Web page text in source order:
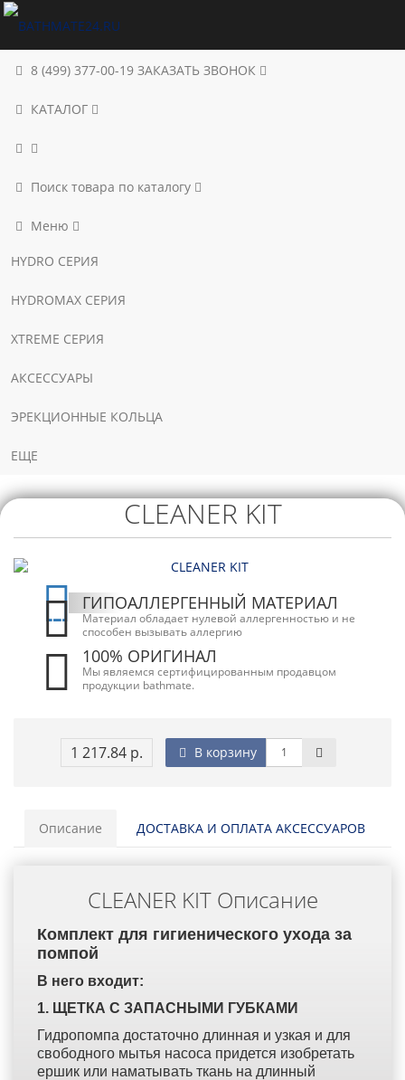
8 (499) 377-00-19 ЗАКАЗАТЬ ЗВОНОК
КАТАЛОГ
Поиск товара по каталогу
Меню
HYDRO СЕРИЯ
HYDROMAX СЕРИЯ
XTREME СЕРИЯ
АКСЕССУАРЫ
ЭРЕКЦИОННЫЕ КОЛЬЦА
ЕЩЕ
KIT -
КОМПЛЕКТ
CLEANER KIT
ГИПОАЛЛЕРГЕННЫЙ МАТЕРИАЛ
Материал обладает нулевой аллергенностью и не
способен вызывать аллергию
100% ОРИГИНАЛ
Мы являемся сертифицированным продавцом
продукции bathmate.
1 217.84 р. В корзину
Описание ДОСТАВКА И ОПЛАТА АКСЕССУАРОВ
CLEANER KIT Описание
Комплект для гигиенического ухода за
помпой
В него входит:
1. ЩЕТКА С ЗАПАСНЫМИ ГУБКАМИ
Гидропомпа достаточно длинная и узкая и для
свободного мытья насоса придется изобретать
ершик или наматывать ткань на длинный